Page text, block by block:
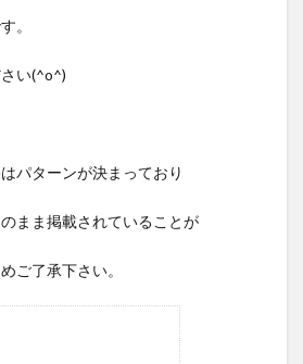
。
い(^o^)
パターンが決まっており
まま掲載されていることが
ご了承下さい。